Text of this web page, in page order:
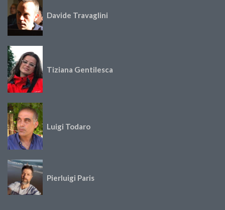
Davide Travaglini
Tiziana Gentilesca
Luigi Todaro
Pierluigi Paris